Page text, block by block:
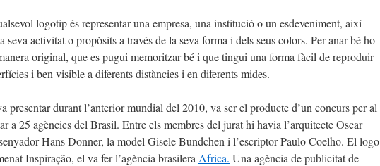
logotip és representar una empresa, una institució o un esdeveniment, així
seva activitat o propòsits a través de la seva forma i dels seus colors. Per anar bé ho
original, que es pugui memoritzar bé i que tingui una forma fàcil de reproduir
i ben visible a diferents distàncies i en diferents mides.
presentar durant l’anterior mundial del 2010, va ser el producte d’un concurs per al
a 25 agències del Brasil. Entre els membres del jurat hi havia l’arquitecte Oscar
Hans Donner, la model Gisele Bundchen i l’escriptor Paulo Coelho. El logo
Inspiração, el va fer l’agència brasilera Africa. Una agència de publicitat de